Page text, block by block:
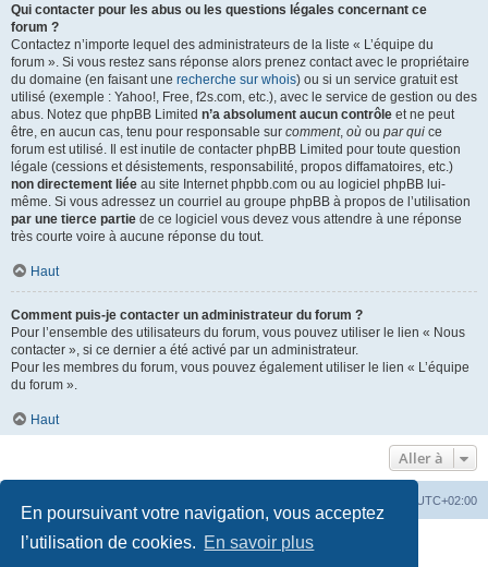
En poursuivant votre navigation, vous acceptez
l’utilisation de cookies. En savoir plus
Qui contacter pour les abus ou les questions légales concernant ce
forum ?
Contactez n’importe lequel des administrateurs de la liste « L’équipe du
forum ». Si vous restez sans réponse alors prenez contact avec le propriétaire
du domaine (en faisant une recherche sur whois) ou si un service gratuit est
utilisé (exemple : Yahoo!, Free, f2s.com, etc.), avec le service de gestion ou des
abus. Notez que phpBB Limited n’a absolument aucun contrôle et ne peut
être, en aucun cas, tenu pour responsable sur comment, où ou par qui ce
forum est utilisé. Il est inutile de contacter phpBB Limited pour toute question
légale (cessions et désistements, responsabilité, propos diffamatoires, etc.)
non directement liée au site Internet phpbb.com ou au logiciel phpBB lui-
même. Si vous adressez un courriel au groupe phpBB à propos de l’utilisation
par une tierce partie de ce logiciel vous devez vous attendre à une réponse
très courte voire à aucune réponse du tout.
Haut
Comment puis-je contacter un administrateur du forum ?
Pour l’ensemble des utilisateurs du forum, vous pouvez utiliser le lien « Nous
contacter », si ce dernier a été activé par un administrateur.
Pour les membres du forum, vous pouvez également utiliser le lien « L’équipe
du forum ».
Haut
Aller à
UTC+02:00
Développé parphpBB® Forum Software © phpBB Limited